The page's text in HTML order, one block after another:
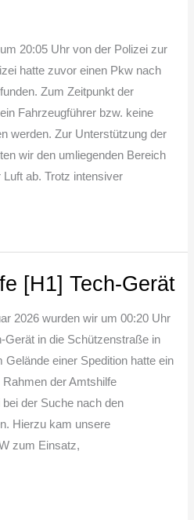
20:05 Uhr von der Polizei zur
hatte zuvor einen Pkw nach
Zum Zeitpunkt der
Fahrzeugführer bzw. keine
werden. Zur Unterstützung der
wir den umliegenden Bereich
ab. Trotz intensiver
[H1] Tech-Gerät
2026 wurden wir um 00:20 Uhr
Gerät in die Schützenstraße in
Gelände einer Spedition hatte ein
der Amtshilfe
der Suche nach den
Hierzu kam unsere
zum Einsatz,